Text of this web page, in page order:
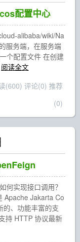
配置中心
alibaba/wiki/Na
服务端，在服务端
个配置文件 在创建
阅读全文
(600) 评论(0) 推荐
(0)
何实现接口调用？
Apache Jakarta Co
的、功能丰富的支
持 HTTP 协议最新